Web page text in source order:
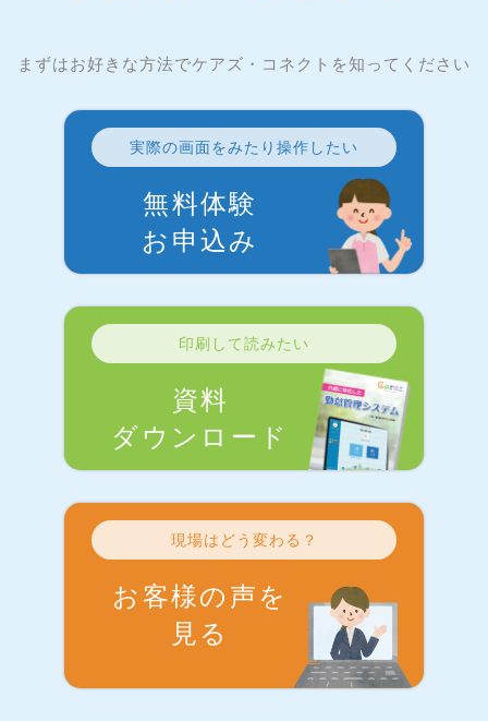
まずはお好きな方法でケアズ・コネクトを知ってください
実際の画面をみたり操作したい
無料体験
お申込み
印刷して読みたい
資料
ダウンロード
現場はどう変わる？
お客様の声を
見る